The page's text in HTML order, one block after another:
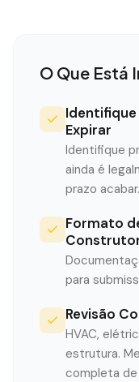
O Que Está
Expirar
Identifique
ainda é
prazo acabar.
Formato
para
Revisão
HVAC,
estrutura.
completa de